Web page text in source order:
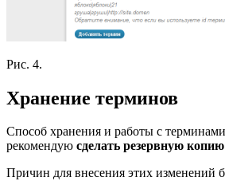
Рис. 4.
Хранение терминов
Способ хранения и работы с
рекомендую сделать резервную
Причин для внесения этих изменений